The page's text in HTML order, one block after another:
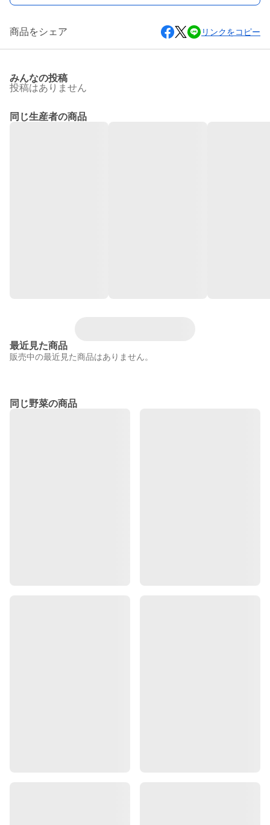
商品をシェア リンクをコピー
みんなの投稿
投稿はありません
同じ生産者の商品
最近見た商品
販売中の最近見た商品はありません。
同じ野菜の商品